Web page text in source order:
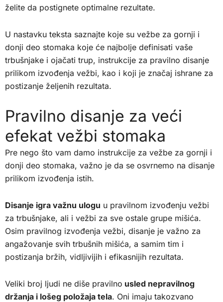
želite da postignete optimalne rezultate.
U nastavku teksta saznajte koje su vežbe za gornji i
donji deo stomaka koje će najbolje definisati vaše
trbušnjake i ojačati trup, instrukcije za pravilno disanje
prilikom izvođenja vežbi, kao i koji je značaj ishrane za
postizanje željenih rezultata.
Pravilno disanje za veći
efekat vežbi stomaka
Pre nego što vam damo instrukcije za vežbe za gornji i
donji deo stomaka, važno je da se osvrnemo na disanje
prilikom izvođenja istih.
Disanje igra važnu ulogu u pravilnom izvođenju vežbi
za trbušnjake, ali i vežbi za sve ostale grupe mišića.
Osim pravilnog izvođenja vežbi, disanje je važno za
angažovanje svih trbušnih mišića, a samim tim i
postizanja bržih, vidljivijih i efikasnijih rezultata.
Veliki broj ljudi ne diše pravilno usled nepravilnog
držanja i lošeg položaja tela. Oni imaju takozvano